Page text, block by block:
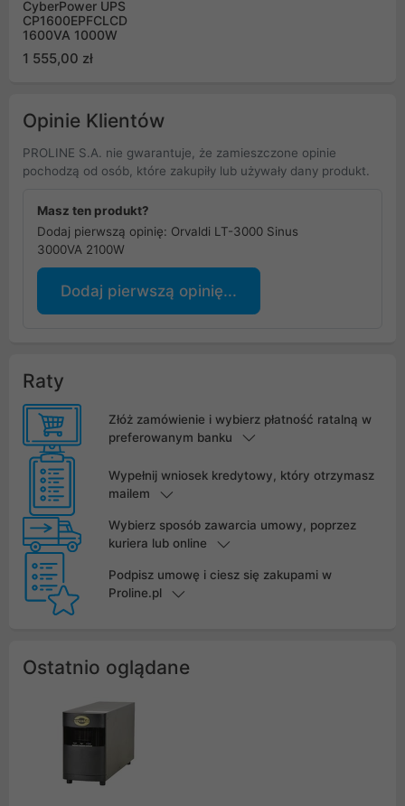
CyberPower UPS
CP1600EPFCLCD
1600VA 1000W
1 555,00 zł
Opinie Klientów
PROLINE S.A. nie gwarantuje, że zamieszczone opinie
pochodzą od osób, które zakupiły lub używały dany produkt.
Masz ten produkt?
Dodaj pierwszą opinię: Orvaldi LT-3000 Sinus
3000VA 2100W
Dodaj pierwszą opinię...
Raty
Złóż zamówienie i wybierz płatność ratalną w
preferowanym banku
Wypełnij wniosek kredytowy, który otrzymasz
mailem
Wybierz sposób zawarcia umowy, poprzez
kuriera lub online
Podpisz umowę i ciesz się zakupami w
Proline.pl
Ostatnio oglądane